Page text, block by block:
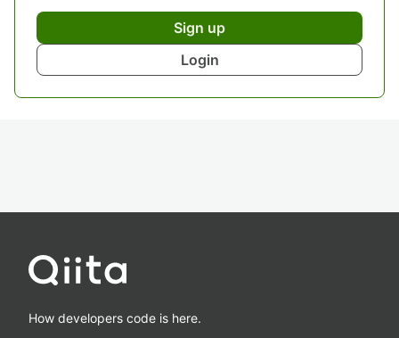
Sign up
Login
How developers code is here.